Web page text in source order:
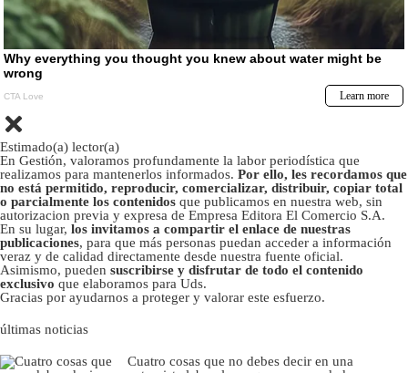
Estimado(a) lector(a)
En Gestión, valoramos profundamente la labor periodística que
realizamos para mantenerlos informados. Por ello, les recordamos que
no está permitido, reproducir, comercializar, distribuir, copiar total
o parcialmente los contenidos que publicamos en nuestra web, sin
autorizacion previa y expresa de Empresa Editora El Comercio S.A.
En su lugar, los invitamos a compartir el enlace de nuestras
publicaciones, para que más personas puedan acceder a información
veraz y de calidad directamente desde nuestra fuente oficial.
Asimismo, pueden suscribirse y disfrutar de todo el contenido
exclusivo que elaboramos para Uds.
Gracias por ayudarnos a proteger y valorar este esfuerzo.
últimas noticias
Cuatro cosas que no debes decir en una